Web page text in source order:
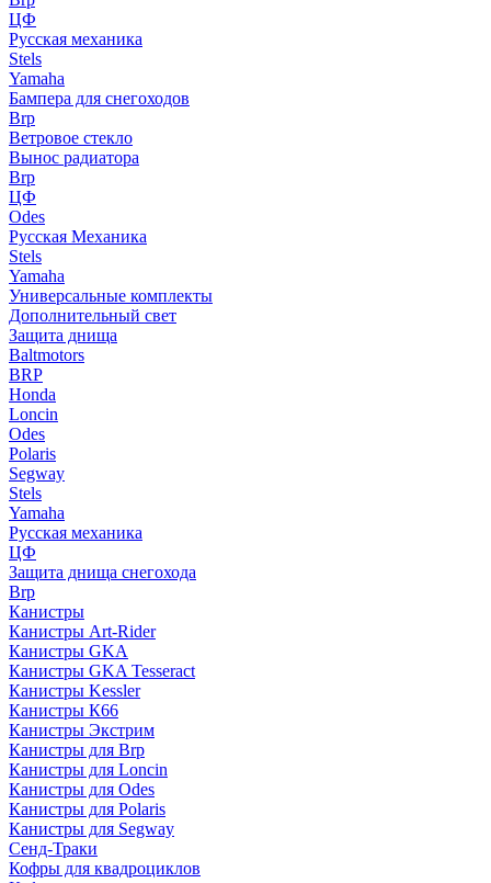
ЦФ
Русская механика
Stels
Yamaha
Бампера для снегоходов
Brp
Ветровое стекло
Вынос радиатора
Brp
ЦФ
Odes
Русская Механика
Stels
Yamaha
Универсальные комплекты
Дополнительный свет
Защита днища
Baltmotors
BRP
Honda
Loncin
Odes
Polaris
Segway
Stels
Yamaha
Русская механика
ЦФ
Защита днища снегохода
Brp
Канистры
Канистры Art-Rider
Канистры GKA
Канистры GKA Tesseract
Канистры Kessler
Канистры К66
Канистры Экстрим
Канистры для Brp
Канистры для Loncin
Канистры для Odes
Канистры для Polaris
Канистры для Segway
Сенд-Траки
Кофры для квадроциклов